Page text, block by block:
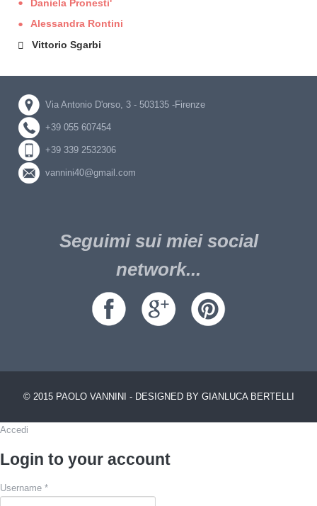
Daniela Pronesti'
Alessandra Rontini
Vittorio Sgarbi
Via Antonio D'orso, 3 - 503135 -Firenze
+39 055 607454
+39 339 2532306
vannini40@gmail.com
Seguimi sui miei social
network...
© 2015 PAOLO VANNINI - DESIGNED BY GIANLUCA BERTELLI
Accedi
Login to your account
Username *